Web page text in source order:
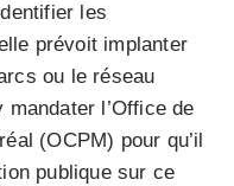
les
prévoit implanter
ou le réseau
mandater l’Office de
(OCPM) pour qu’il
publique sur ce